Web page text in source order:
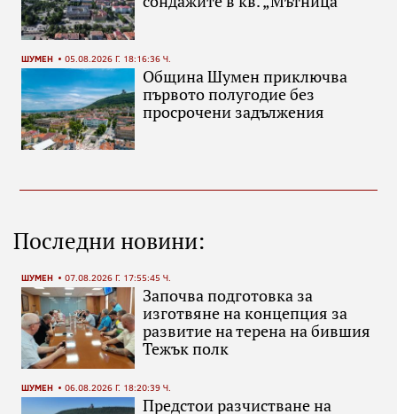
ШУМЕН 05.08.2026 Г. 18:16:36 Ч.
Община Шумен приключва
първото полугодие без
просрочени задължения
Последни новини:
ШУМЕН 07.08.2026 Г. 17:55:45 Ч.
Започва подготовка за
изготвяне на концепция за
развитие на терена на бившия
Тежък полк
ШУМЕН 06.08.2026 Г. 18:20:39 Ч.
Предстои разчистване на